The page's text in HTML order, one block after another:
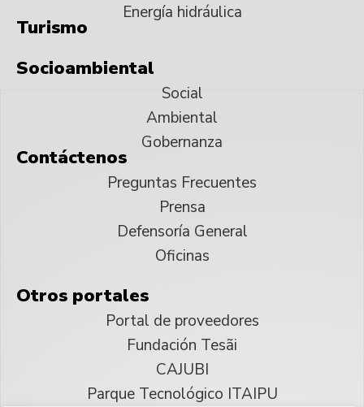
Energía hidráulica
Turismo
Socioambiental
Social
Ambiental
Gobernanza
Contáctenos
Preguntas Frecuentes
Prensa
Defensoría General
Oficinas
Otros portales
Portal de proveedores
Fundación Tesãi
CAJUBI
Parque Tecnológico ITAIPU